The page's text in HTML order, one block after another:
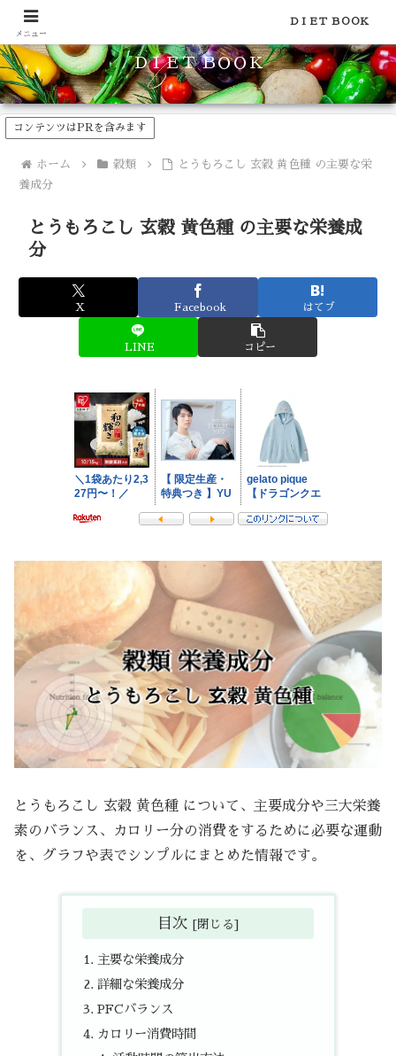
食品のカロリーや糖質などの栄養素がわかる！健康やダイエットに
ＤＩＥＴ ＢＯＯＫ
コンテンツはPRを含みます
ホーム 穀類
とうもろこし 玄穀 黄色種 の主要な栄
養成分
とうもろこし 玄穀 黄色種 の主要な栄養成
分
X Facebook はてブ
LINE コピー
とうもろこし 玄穀 黄色種 について、主要成分や三大栄養
素のバランス、カロリー分の消費をするために必要な運動
を、グラフや表でシンプルにまとめた情報です。
目次
主要な栄養成分
詳細な栄養成分
PFCバランス
カロリー消費時間
メニュー
ＤＩＥＴ ＢＯＯＫ